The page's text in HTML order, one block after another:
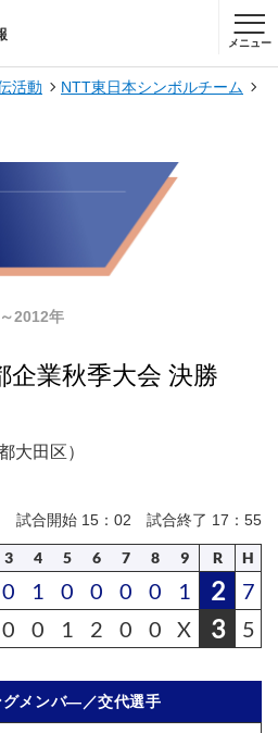
メニュー
活動
NTT東日本シンボルチーム
2012年
企業秋季大会 決勝
大田区）
試合開始 15：02 試合終了 17：55
3 4 5 6 7 8 9 R
H
0 1 0 0 0 0 1 2 7
0 0 1 2 0 0 X 3 5
グメンバ―／交代選手